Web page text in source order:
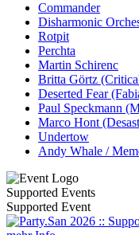
Commander
Disharmonic
Rotpit
Perchta
Martin Schirenc
Britta Görtz
Deserted Fear
Paul Speckmann
Marco Hont
Undertow
Andy Whale /
Supported Events
Supported Event